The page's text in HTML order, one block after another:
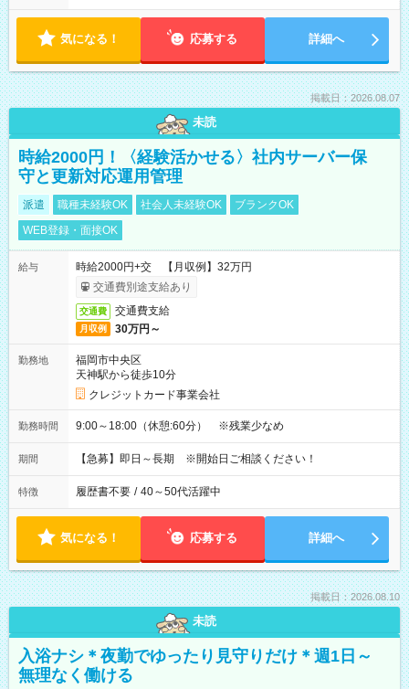
気になる！ 応募する 詳細へ
掲載日：2026.08.07
未読
時給2000円！〈経験活かせる〉社内サーバー保
守と更新対応運用管理
派遣 職種未経験OK 社会人未経験OK
ブランクOK
WEB登録・面接OK
給与
時給2000円+交 【月収例】32万円
交通費別途支給あり
交通費 交通費支給
月収例 30万円～
勤務地
福岡市中央区
天神駅から徒歩10分
クレジットカード事業会社
勤務時間 9:00～18:00（休憩:60分） ※残業少なめ
期間 【急募】即日～長期 ※開始日ご相談ください！
特徴 履歴書不要 / 40～50代活躍中
気になる！ 応募する 詳細へ
掲載日：2026.08.10
未読
入浴ナシ＊夜勤でゆったり見守りだけ＊週1日～
無理なく働ける